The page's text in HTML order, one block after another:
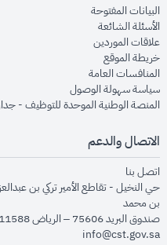
البيانات المفتوحةin new window
الأسئلة الشائعةopens in new window
علاقات الموردينin new window
خريطة الموقعopens in new window
المنافسات العامةin new window
سياسة سهولة الوصولnew window
المنصة الوطنية الموحدة للتوظيف -
الاتصال والدعم
اتصل بنا
حي النخيل - تقاطع الأمير تركي بن
بن محمد
صندوق البريد 75606 – الرياض 11588
info@cst.gov.sa